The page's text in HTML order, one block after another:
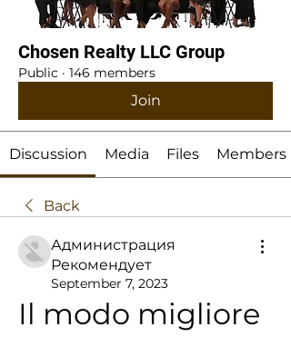
Chosen Realty LLC Group
Public · 146 members
Join
Discussion Media Files Members
Back
Администрация
Рекомендует
September 7, 2023
Il modo migliore